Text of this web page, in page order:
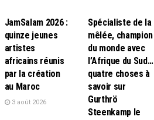
JamSalam 2026 :
quinze jeunes
artistes
africains réunis
par la création
au Maroc
3 août 2026
Spécialiste de la
mêlée, champion
du monde avec
l’Afrique du Sud…
quatre choses à
savoir sur
Gurthrö
Steenkamp le